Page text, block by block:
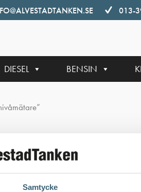
Samtycke
013-
DIESEL BENSIN
ditt val.